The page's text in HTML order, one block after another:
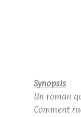
Synopsis
Un roman
Comment